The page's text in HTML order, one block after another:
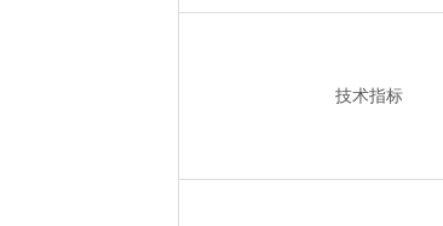
技术指标